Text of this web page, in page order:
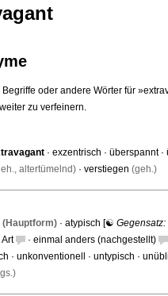
Begriffe oder andere Wörter für
zu verfeinern.
· exzentrisch · überspannt·
altertümelnd) · verstiegen (geh.)
(Hauptform) · atypisch [☯ Gegensatz:
· einmal anders (nachgestellt)
· unkonventionell · untypisch ·